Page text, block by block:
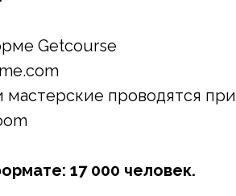
Getcourse
проводятся при
17 000 человек.